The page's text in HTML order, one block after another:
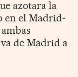
azotara la
en el Madrid-
de Madrid a